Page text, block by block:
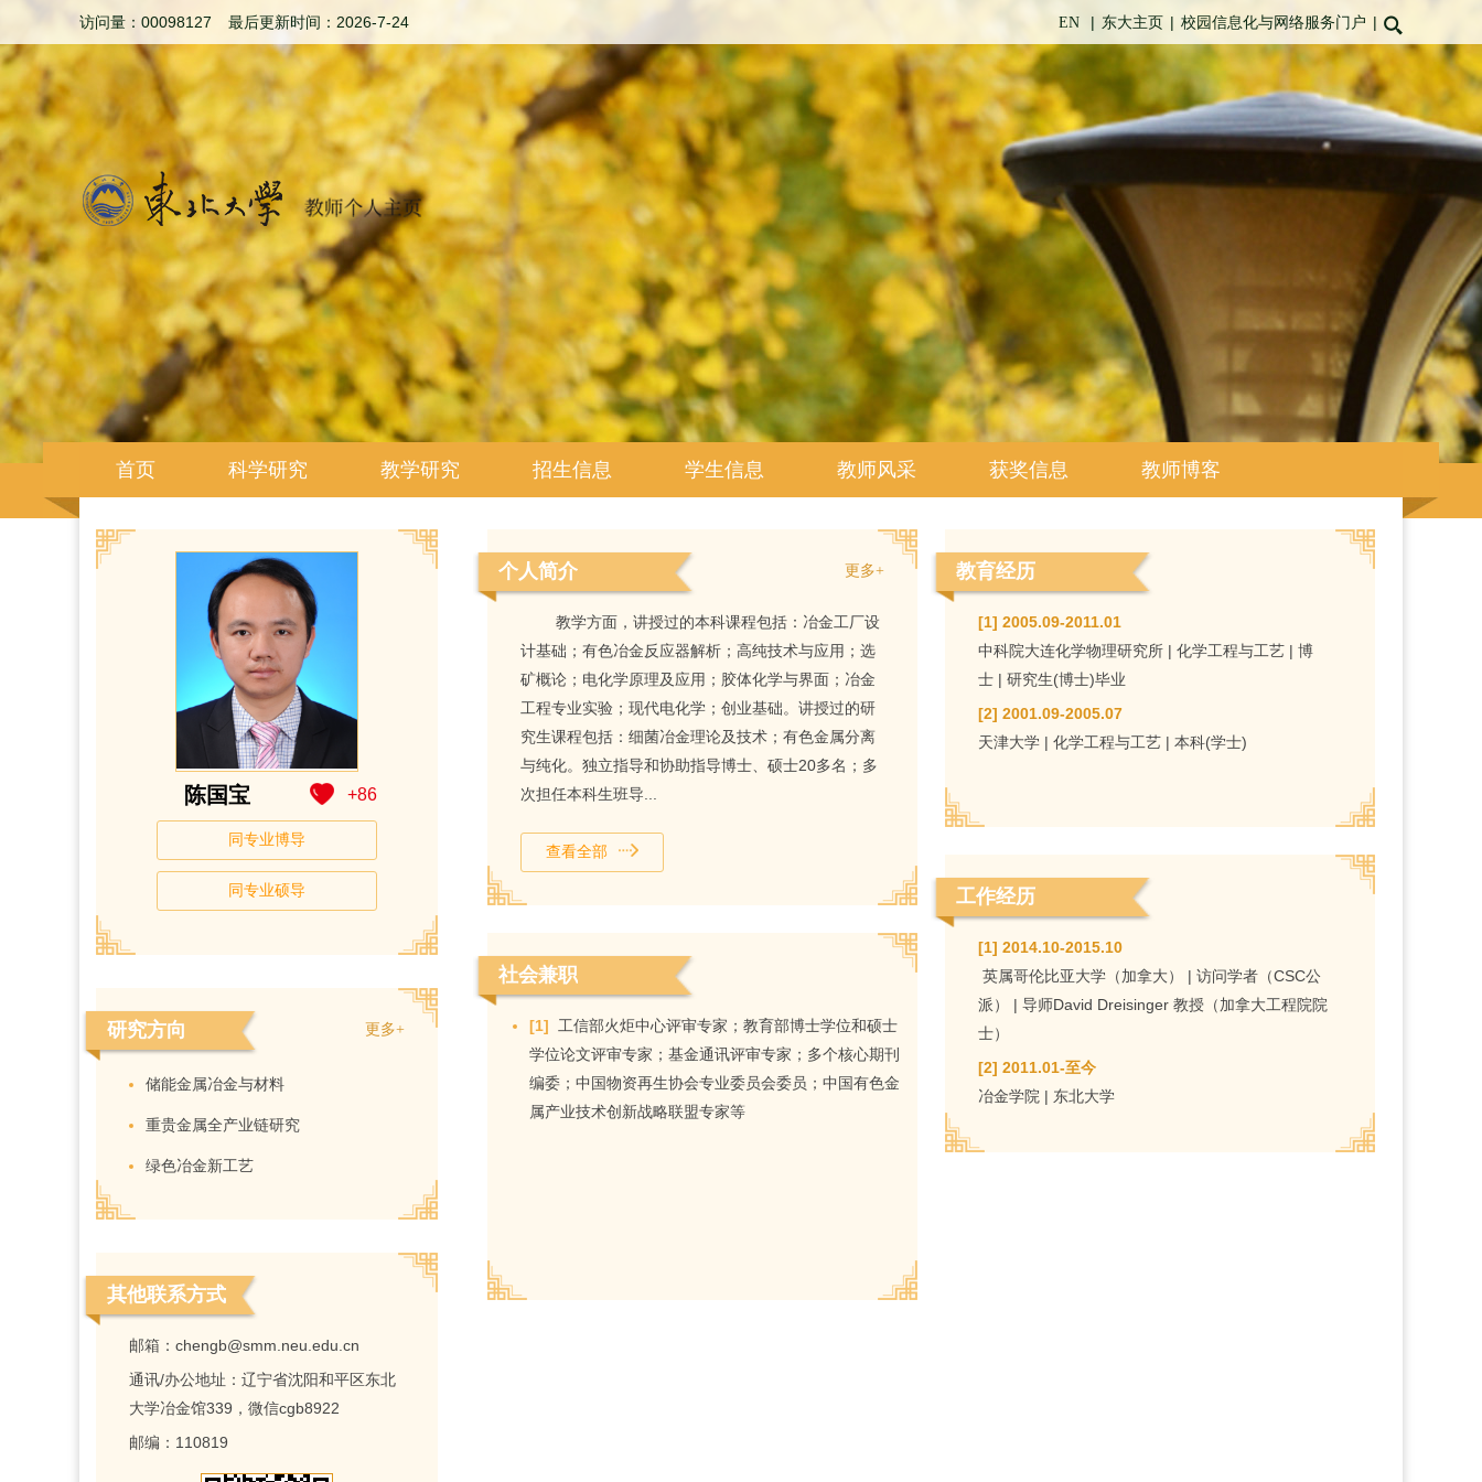
访问量： 00098127 最后更新时间： 2026-7-24 EN | 东大主页 | 校园信息化与网络服务门户 |
首页 科学研究 教学研究 招生信息 学生信息 教师风采 获奖信息 教师博客
陈国宝 +86
同专业博导
同专业硕导
研究方向 更多+
储能金属冶金与材料
重贵金属全产业链研究
绿色冶金新工艺
其他联系方式
邮箱： chengb@smm.neu.edu.cn
通讯/办公地址： 辽宁省沈阳和平区东北
大学冶金馆339，微信cgb8922
邮编： 110819
个人简介 更多+
教学方面，讲授过的本科课程包括：冶金工厂设
计基础；有色冶金反应器解析；高纯技术与应用；选
矿概论；电化学原理及应用；胶体化学与界面；冶金
工程专业实验；现代电化学；创业基础。讲授过的研
究生课程包括：细菌冶金理论及技术；有色金属分离
与纯化。独立指导和协助指导博士、硕士20多名；多
次担任本科生班导...
查看全部
教育经历
[1] 2005.09-2011.01
中科院大连化学物理研究所 | 化学工程与工艺 | 博
士 | 研究生(博士)毕业
[2] 2001.09-2005.07
天津大学 | 化学工程与工艺 | 本科(学士)
工作经历
[1] 2014.10-2015.10
英属哥伦比亚大学（加拿大） | 访问学者（CSC公
派） | 导师David Dreisinger 教授（加拿大工程院院
士）
[2] 2011.01-至今
冶金学院 | 东北大学
社会兼职
[1]
工信部火炬中心评审专家；教育部博士学位和硕士
学位论文评审专家；基金通讯评审专家；多个核心期刊
编委；中国物资再生协会专业委员会委员；中国有色金
属产业技术创新战略联盟专家等